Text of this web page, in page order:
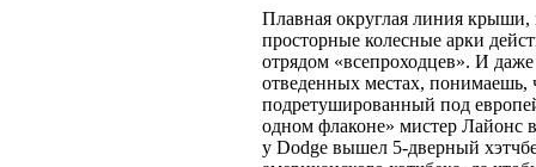
Плавная округлая линия крыши,
просторные колесные арки
отрядом «всепроходцев». И
отведенных местах, понимаешь,
подретушированный под
одном флаконе» мистер Лайонс
у Dodge вышел 5-дверный